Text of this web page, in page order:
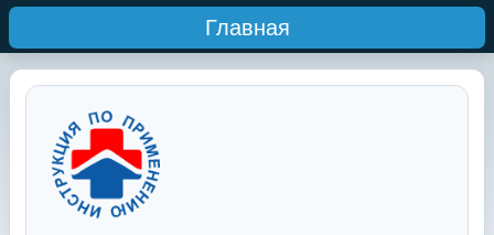
Главная